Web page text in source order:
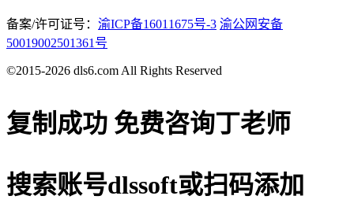
备案/许可证号： 渝ICP备16011675号-3 渝公网安备
50019002501361号
©2015-2026 dls6.com All Rights Reserved
复制成功 免费咨询丁老师
搜索账号dlssoft或扫码添加